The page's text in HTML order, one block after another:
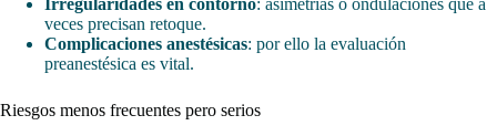
Irregularidades en contorno: asimetrías o ondulaciones que a
veces precisan retoque.
Complicaciones anestésicas: por ello la evaluación
preanestésica es vital.
Riesgos menos frecuentes pero serios